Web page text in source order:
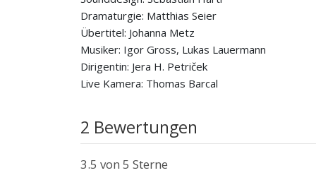
Dramaturgie: Matthias Seier
Übertitel: Johanna Metz
Musiker: Igor Gross, Lukas Lauermann
Dirigentin: Jera H. Petriček
Live Kamera: Thomas Barcal
2 Bewertungen
3.5 von 5 Sterne